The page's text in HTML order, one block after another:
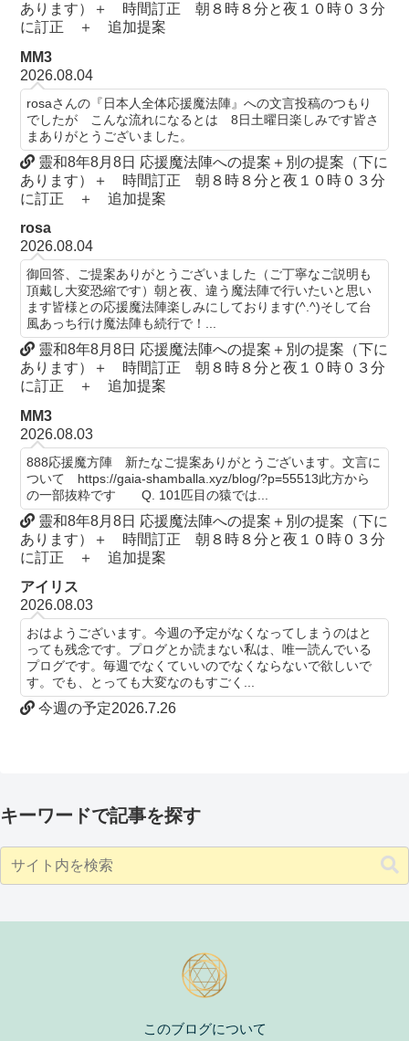
あります）＋ 時間訂正 朝８時８分と夜１０時０３分
に訂正 ＋ 追加提案
MM3
2026.08.04
rosaさんの『日本人全体応援魔法陣』への文言投稿のつもり
でしたが こんな流れになるとは 8日土曜日楽しみです皆さ
まありがとうございました。
靈和8年8月8日 応援魔法陣への提案＋別の提案（下に
あります）＋ 時間訂正 朝８時８分と夜１０時０３分
に訂正 ＋ 追加提案
rosa
2026.08.04
御回答、ご提案ありがとうございました（ご丁寧なご説明も
頂戴し大変恐縮です）朝と夜、違う魔法陣で行いたいと思い
ます皆様との応援魔法陣楽しみにしております(^.^)そして台
風あっち行け魔法陣も続行で！...
靈和8年8月8日 応援魔法陣への提案＋別の提案（下に
あります）＋ 時間訂正 朝８時８分と夜１０時０３分
に訂正 ＋ 追加提案
MM3
2026.08.03
888応援魔方陣 新たなご提案ありがとうございます。文言に
ついて https://gaia-shamballa.xyz/blog/?p=55513此方から
の一部抜粋です Q. 101匹目の猿では...
靈和8年8月8日 応援魔法陣への提案＋別の提案（下に
あります）＋ 時間訂正 朝８時８分と夜１０時０３分
に訂正 ＋ 追加提案
アイリス
2026.08.03
おはようございます。今週の予定がなくなってしまうのはと
っても残念です。プログとか読まない私は、唯一読んでいる
プログです。毎週でなくていいのでなくならないで欲しいで
す。でも、とっても大変なのもすごく...
今週の予定2026.7.26
キーワードで記事を探す
このブログについて